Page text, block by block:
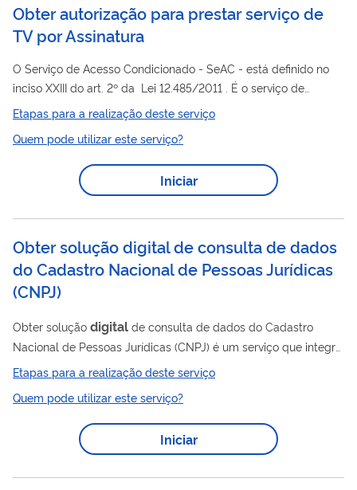
Obter autorização para prestar serviço de
TV por Assinatura
O Serviço de Acesso Condicionado - SeAC - está definido no
inciso XXIII do art. 2º da Lei 12.485/2011 . É o serviço de
telecomunicações de interesse coletivo prestado no regime
privado, destinado à distribuição de conteúdos audiovisuais na
forma de pacotes de canais de programação. O SeAC é o
serviço sucedâneo dos atuais Serviços de Televisão por
TV
a Cabo - TVC, Serviço de Distribuição de Sinais
Sinais de Televisão e de...
Etapas para a realização deste serviço
Quem pode utilizar este serviço?
Iniciar
Obter solução digital de consulta de dados
do Cadastro Nacional de Pessoas Jurídicas
(CNPJ)
Obter solução digital de consulta de dados do Cadastro
Nacional de Pessoas Jurídicas (CNPJ) é um serviço que integra,
de forma segura, aplicativos terceiros ao Cadastro Nacional de
Pessoa Jurídica, por meio de uma interface de processamento
de aplicações entre um servidor da Web e um navegador da
de dados CNPJ aos sistemas de sua empresa, diretamente nas
Etapas para a realização deste serviço
Quem pode utilizar este serviço?
Iniciar